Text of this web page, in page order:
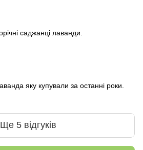
саджанці лаванди.
яку купували за останні роки.
Ще 5 відгуків